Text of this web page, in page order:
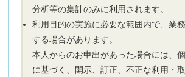
分析等の集計のみに利用されます。
利用目的の実施に必要な範囲内で、業
する場合があります。
本人からのお申出があった場合には、
に基づく、開示、訂正、不正な利用・